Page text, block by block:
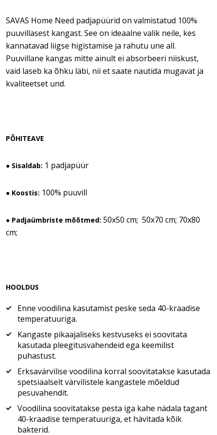
SAVAS Home Need padjapüürid on valmistatud 100%
puuvillasest kangast. See on ideaalne valik neile, kes
kannatavad liigse higistamise ja rahutu une all.
Puuvillane kangas mitte ainult ei absorbeeri niiskust,
vaid laseb ka õhku läbi, nii et saate nautida mugavat ja
kvaliteetset und.
PÕHITEAVE
● Sisaldab: 1 padjapüür
● Koostis: 100% puuvill
● Padjaümbriste mõõtmed: 50x50 cm; 50x70 cm; 70x80
cm;
HOOLDUS
Enne voodilina kasutamist peske seda 40-kraadise
temperatuuriga.
Kangaste pikaajaliseks kestvuseks ei soovitata
kasutada pleegitusvahendeid ega keemilist
puhastust.
Erksavärvilise voodilina korral soovitatakse kasutada
spetsiaalselt värvilistele kangastele mõeldud
pesuvahendit.
Voodilina soovitatakse pesta iga kahe nädala tagant
40-kraadise temperatuuriga, et hävitada kõik
bakterid.